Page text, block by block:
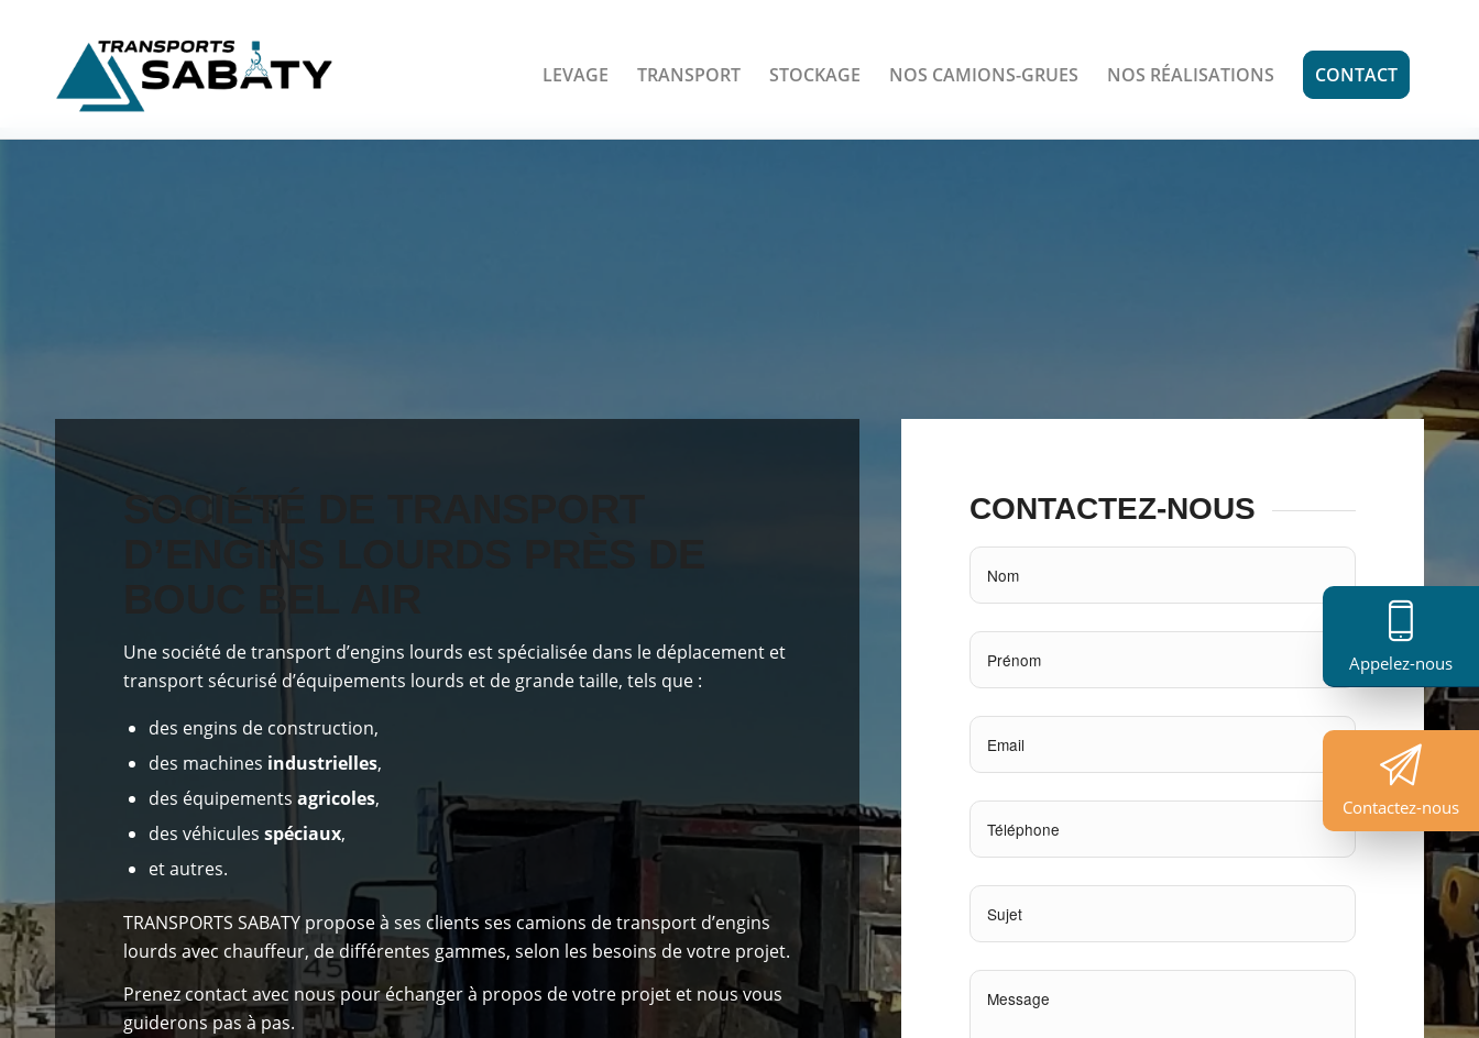
LEVAGE TRANSPORT STOCKAGE NOS CAMIONS-GRUES NOS RÉALISATIONS CONTACT
Appelez-nous
Contactez-nous
SOCIÉTÉ DE TRANSPORT
D’ENGINS LOURDS PRÈS DE
Une société de transport d’engins lourds estspécialisée dans le déplacement et
transport sécurisé d’équipements lourds et de grande taille, tels que :
des engins de construction,
des machines industrielles,
des équipementsagricoles,
des véhiculesspéciaux,
et autres.
TRANSPORTS SABATY propose à ses clients ses camions de transport d’engins
lourds avec chauffeur, de différentes gammes, selon les besoins de votre projet.
Prenez contact avec nous pour échanger à propos de votre projet et nous vous
guiderons pas à pas.
CONTACTEZ-NOUS